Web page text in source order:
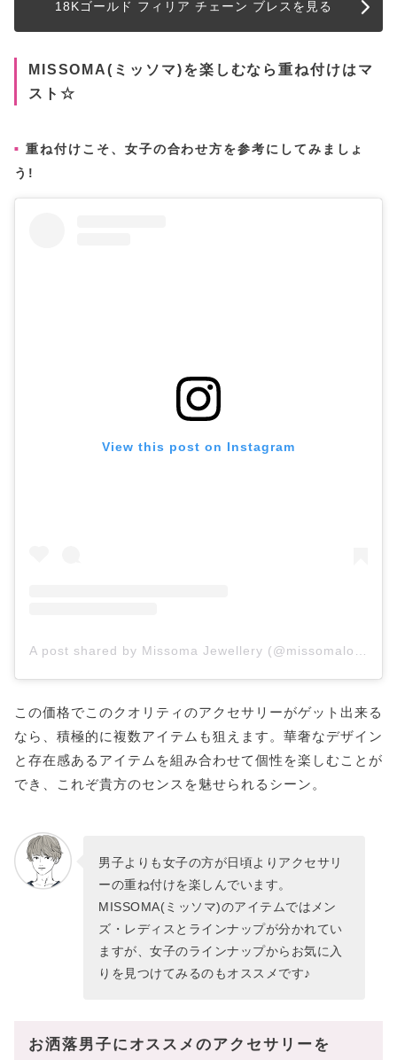
18Kゴールド フィリア チェーン ブレスを見る
MISSOMA(ミッソマ)を楽しむなら重ね付けはマ
スト☆
重ね付けこそ、女子の合わせ方を参考にしてみましょ
う!
View this post on Instagram
A post shared by Missoma Jewellery (@missomalondon)
この価格でこのクオリティのアクセサリーがゲット出来る
なら、積極的に複数アイテムも狙えます。華奢なデザイン
と存在感あるアイテムを組み合わせて個性を楽しむことが
でき、これぞ貴方のセンスを魅せられるシーン。
男子よりも女子の方が日頃よりアクセサリ
ーの重ね付けを楽しんでいます。
MISSOMA(ミッソマ)のアイテムではメン
ズ・レディスとラインナップが分かれてい
ますが、女子のラインナップからお気に入
りを見つけてみるのもオススメです♪
お洒落男子にオススメのアクセサリーを